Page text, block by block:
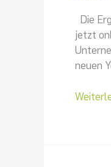
Die
jetzt
neuen